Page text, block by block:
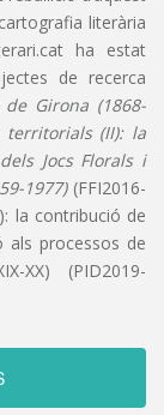
literària
ha estat
de recerca
Girona (1868-
territorials (II): la
Jocs Florals i
1977)(FFI2016-
la contribució de
als processos de
XX) (PID2019-